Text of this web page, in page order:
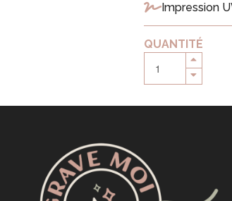
Impression
QUANTITÉ